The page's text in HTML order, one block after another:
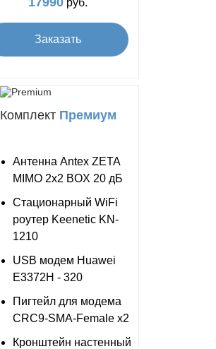
Заказать
Комплект Премиум
Антенна Antex ZETA
MIMO 2x2 BOX 20 дБ
Стационарный WiFi
роутер Keenetic KN-
1210
USB модем Huawei
E3372H - 320
Пигтейл для модема
CRC9-SMA-Female x2
Кронштейн настенный